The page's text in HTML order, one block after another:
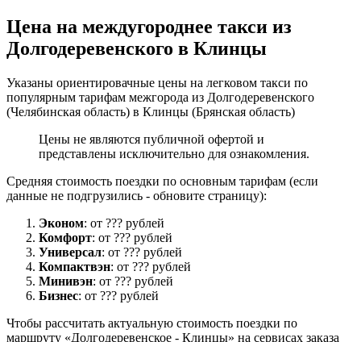
Цена на междугороднее такси из
Долгодеревенского в Клинцы
Указаны ориентировачные цены на легковом такси по
популярным тарифам межгорода из Долгодеревенского
(Челябинская область) в Клинцы (Брянская область)
Цены не являются публичной офертой и
представлены исключительно для ознакомления.
Средняя стоимость поездки по основным тарифам (если
данные не подгрузились - обновите страницу):
Эконом: от ??? рублей
Комфорт: от ??? рублей
Универсал: от ??? рублей
Компактвэн: от ??? рублей
Минивэн: от ??? рублей
Бизнес: от ??? рублей
Чтобы рассчитать актуальную стоимость поездки по
маршруту «Долгодеревенское - Клинцы» на сервисах заказа